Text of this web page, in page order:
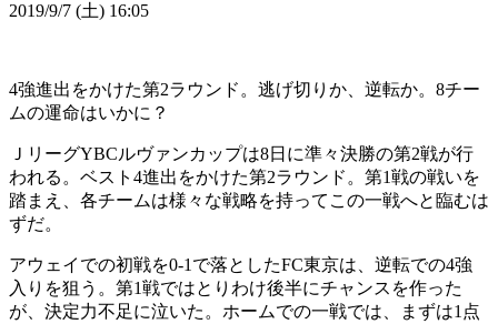
2019/9/7 (土) 16:05
4強進出をかけた第2ラウンド。逃げ切りか、逆転か。8チー
ムの運命はいかに？
ＪリーグYBCルヴァンカップは8日に準々決勝の第2戦が行
われる。ベスト4進出をかけた第2ラウンド。第1戦の戦いを
踏まえ、各チームは様々な戦略を持ってこの一戦へと臨むは
ずだ。
アウェイでの初戦を0-1で落としたFC東京は、逆転での4強
入りを狙う。第1戦ではとりわけ後半にチャンスを作った
が、決定力不足に泣いた。ホームでの一戦では、まずは1点